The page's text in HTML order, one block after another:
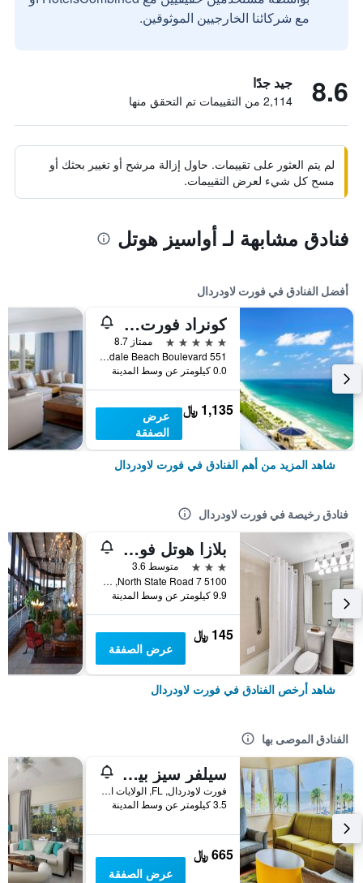
مع شركائنا الخارجيين الموثوقين.
8.6 جيد جدًا
2,114 من التقييمات تم التحقق منها
لم يتم العثور على تقييمات. حاول إزالة مرشح أو تغيير بحثك أو
مسح كل شيء لعرض التقييمات.
فنادق مشابهة لـ أواسيز هوتل
أفضل الفنادق في فورت لاودردال
كونراد فورت لوديرديل بيتش
5 نجوم
ممتاز 8.7
551 North Fort Lauderdale Beach Boulevard, فورت لاودردال, FL, الولايات المتحدة الأميريكية
0.0 كيلومتر عن وسط المدينة
1,135 ﷼
عرض
الصفقة
شاهد المزيد من أهم الفنادق في فورت لاودردال
فنادق رخيصة في فورت لاودردال
بلازا هوتل فورت لودردايل
3 نجوم
متوسط 3.6
5100 North State Road 7, فورت لاودردال, FL, الولايات المتحدة الأميريكية
9.9 كيلومتر عن وسط المدينة
145 ﷼
عرض الصفقة
شاهد أرخص الفنادق في فورت لاودردال
الفنادق الموصى بها
سيلفر سيز بيتش ريزورت
فورت لاودردال, FL, الولايات المتحدة الأميريكية
3.5 كيلومتر عن وسط المدينة
665 ﷼
عرض الصفقة